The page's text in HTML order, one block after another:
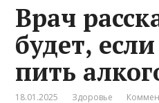
Врач
будет,
пить
18.01.2025 Здоровье